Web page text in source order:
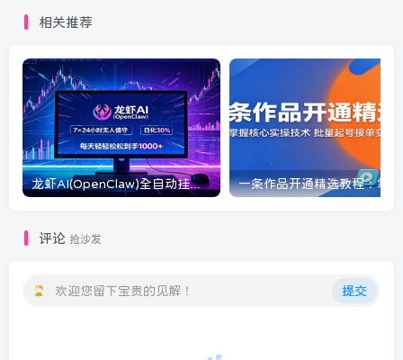
相关推荐
龙虾AI(OpenClaw)全自动挂机，智能操控电脑高效执行任务，每天轻松到手四位数
评论 抢沙发
欢迎您留下宝贵的见解！ 提交